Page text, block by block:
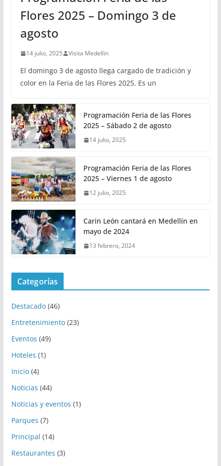
Flores 2025 – Domingo 3 de
agosto
14 julio, 2025 Visita Medellin
El domingo 3 de agosto llega cargado de tradición y
color en la Feria de las Flores 2025. Es un
Programación Feria de las Flores
2025 – Sábado 2 de agosto
14 julio, 2025
Programación Feria de las Flores
2025 – Viernes 1 de agosto
12 julio, 2025
Carin León cantará en Medellín en
mayo de 2024
13 febrero, 2024
Categorías
Destacado(46)
Entretenimiento(23)
Eventos (49)
Hoteles (1)
Inicio(4)
Noticias (44)
Noticias y eventos (1)
Parques (7)
Principal (14)
Restaurantes (3)